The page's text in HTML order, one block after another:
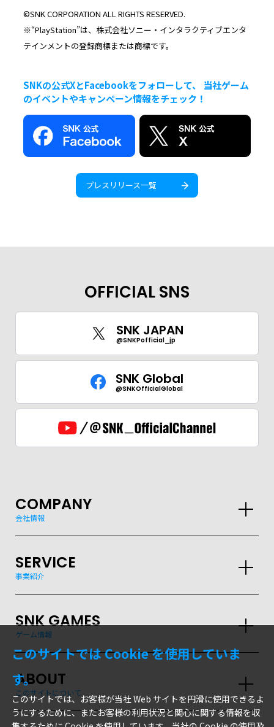
©SNK CORPORATION ALL RIGHTS RESERVED.
※“PlayStation”は、株式会社ソニー・インタラクティブエンタ
テインメントの登録商標または商標です。
SNKの公式XとFacebookをフォローして、 当社ゲーム
のイベントやキャンペーン情報をチェック！
プレスリリース一覧
OFFICIAL SNS
SNK JAPAN
@SNKPofficial_jp
SNK Global
@SNKOfficialGlobal
COMPANY
会社情報
SERVICE
事業紹介
SNK GAMES
ゲーム情報
ABOUT
このサイトについて
このサイトでは Cookie を使用していま
す。
このサイトでは、お客様が当社 Web サイトを円滑に使用できるよ
うにするために、またお客様の利用状況と関心に関する情報を収